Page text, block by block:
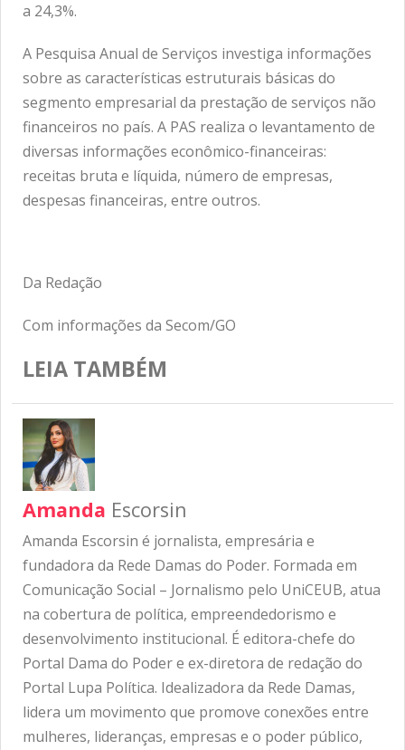
a 24,3%.
A Pesquisa Anual de Serviços investiga informações
sobre as características estruturais básicas do
segmento empresarial da prestação de serviços não
financeiros no país. A PAS realiza o levantamento de
diversas informações econômico-financeiras:
receitas bruta e líquida, número de empresas,
despesas financeiras, entre outros.
Da Redação
Com informações da Secom/GO
LEIA TAMBÉM
Amanda Escorsin
Amanda Escorsin é jornalista, empresária e
fundadora da Rede Damas do Poder. Formada em
Comunicação Social – Jornalismo pelo UniCEUB, atua
na cobertura de política, empreendedorismo e
desenvolvimento institucional. É editora-chefe do
Portal Dama do Poder e ex-diretora de redação do
Portal Lupa Política. Idealizadora da Rede Damas,
lidera um movimento que promove conexões entre
mulheres, lideranças, empresas e o poder público,